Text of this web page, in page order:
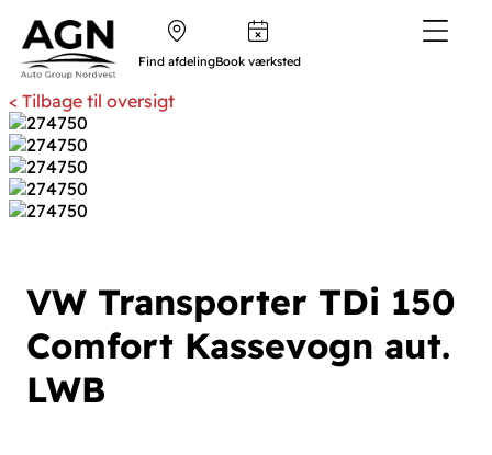
Find afdelingBook værksted
< Tilbage til oversigt
VW Transporter TDi 150
Comfort Kassevogn aut.
LWB